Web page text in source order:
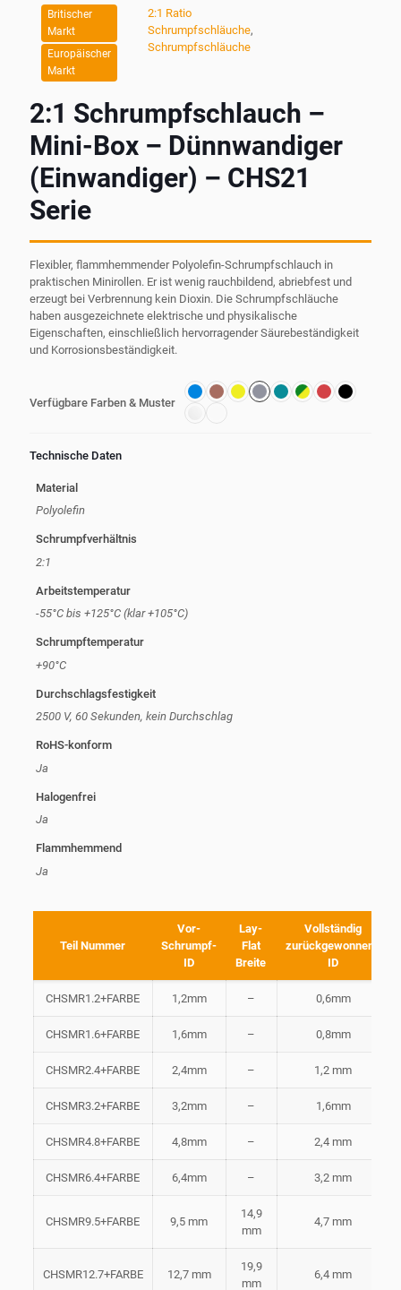
Britischer
Markt
Europäischer
Markt
2:1 Ratio
Schrumpfschläuche,
Schrumpfschläuche
2:1 Schrumpfschlauch –
Mini-Box – Dünnwandiger
(Einwandiger) – CHS21
Serie
Flexibler, flammhemmender Polyolefin-Schrumpfschlauch in
praktischen Minirollen. Er ist wenig rauchbildend, abriebfest und
erzeugt bei Verbrennung kein Dioxin. Die Schrumpfschläuche
haben ausgezeichnete elektrische und physikalische
Eigenschaften, einschließlich hervorragender Säurebeständigkeit
und Korrosionsbeständigkeit.
Verfügbare Farben & Muster
Technische Daten
Material
Polyolefin
Schrumpfverhältnis
2:1
Arbeitstemperatur
-55°C bis +125°C (klar +105°C)
Schrumpftemperatur
+90°C
Durchschlagsfestigkeit
2500 V, 60 Sekunden, kein Durchschlag
RoHS-konform
Ja
Halogenfrei
Ja
Flammhemmend
Ja
Teil Nummer
Vor-
Schrumpf-
ID
Lay-
Flat
Breite
Vollständig
zurückgewonnene
ID
CHSMR1.2+FARBE 1,2mm – 0,6mm
CHSMR1.6+FARBE 1,6mm – 0,8mm
CHSMR2.4+FARBE 2,4mm – 1,2 mm
CHSMR3.2+FARBE 3,2mm – 1,6mm
CHSMR4.8+FARBE 4,8mm – 2,4 mm
CHSMR6.4+FARBE 6,4mm – 3,2 mm
CHSMR9.5+FARBE 9,5 mm
14,9
mm
4,7 mm
CHSMR12.7+FARBE 12,7 mm
19,9
mm
6,4 mm